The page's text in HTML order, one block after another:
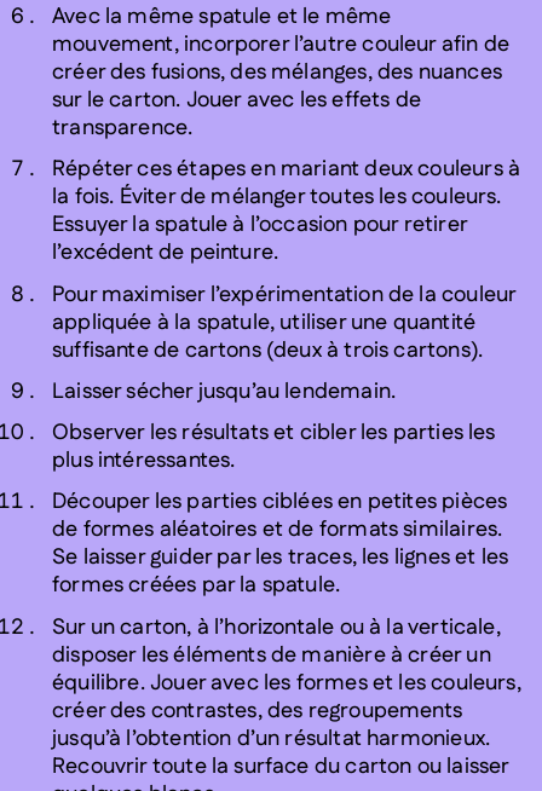
Avec la même spatule et le même
mouvement, incorporer l’autre couleur afin de
créer des fusions, des mélanges, des nuances
sur le carton. Jouer avec les effets de
transparence.
Répéter ces étapes en mariant deux couleurs à
la fois. Éviter de mélanger toutes les couleurs.
Essuyer la spatule à l’occasion pour retirer
l’excédent de peinture.
Pour maximiser l’expérimentation de la couleur
appliquée à la spatule, utiliser une quantité
suffisante de cartons (deux à trois cartons).
Laisser sécher jusqu’au lendemain.
Observer les résultats et cibler les parties les
plus intéressantes.
Découper les parties ciblées en petites pièces
de formes aléatoires et de formats similaires.
Se laisser guider par les traces, les lignes et les
formes créées par la spatule.
Sur un carton, à l’horizontale ou à la verticale,
disposer les éléments de manière à créer un
équilibre. Jouer avec les formes et les couleurs,
créer des contrastes, des regroupements
jusqu’à l’obtention d’un résultat harmonieux.
Recouvrir toute la surface du carton ou laisser